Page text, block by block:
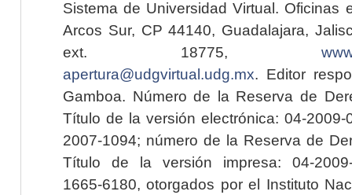
Sistema de Universidad Virtual. Oficinas
Arcos Sur, CP 44140, Guadalajara,
ext. 18775,
apertura@udgvirtual.udg.mx. Editor
Gamboa. Número de la Reserva de
Título de la versión electrónica: 04-2009-
2007-1094; número de la Reserva de
Título de la versión impresa: 04-2009-
1665-6180, otorgados por el Instituto